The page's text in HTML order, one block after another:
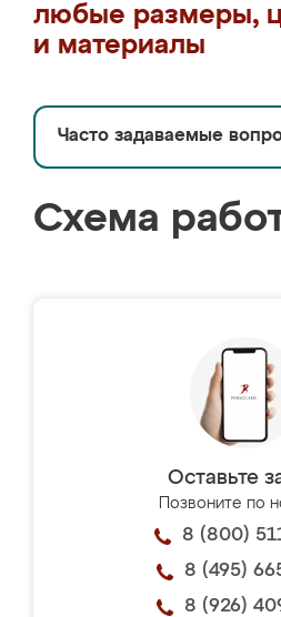
любые размеры,
и материалы
Часто задаваемые
Схема
Оставьте
Позвоните по
8 (800)
8 (495)
8 (926)